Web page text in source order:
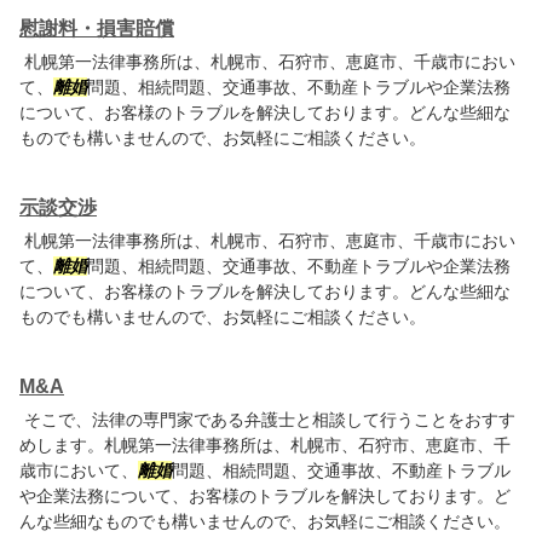
慰謝料・損害賠償
札幌第一法律事務所は、札幌市、石狩市、恵庭市、千歳市におい
て、 離婚問題、相続問題、交通事故、不動産トラブルや企業法務
について、お客様のトラブルを解決しております。どんな些細な
ものでも構いませんので、お気軽にご相談ください。
示談交渉
札幌第一法律事務所は、札幌市、石狩市、恵庭市、千歳市におい
て、 離婚問題、相続問題、交通事故、不動産トラブルや企業法務
について、お客様のトラブルを解決しております。どんな些細な
ものでも構いませんので、お気軽にご相談ください。
M&A
そこで、法律の専門家である弁護士と相談して行うことをおすす
めします。札幌第一法律事務所は、札幌市、石狩市、恵庭市、千
歳市において、 離婚問題、相続問題、交通事故、不動産トラブル
や企業法務について、お客様のトラブルを解決しております。ど
んな些細なものでも構いませんので、お気軽にご相談ください。